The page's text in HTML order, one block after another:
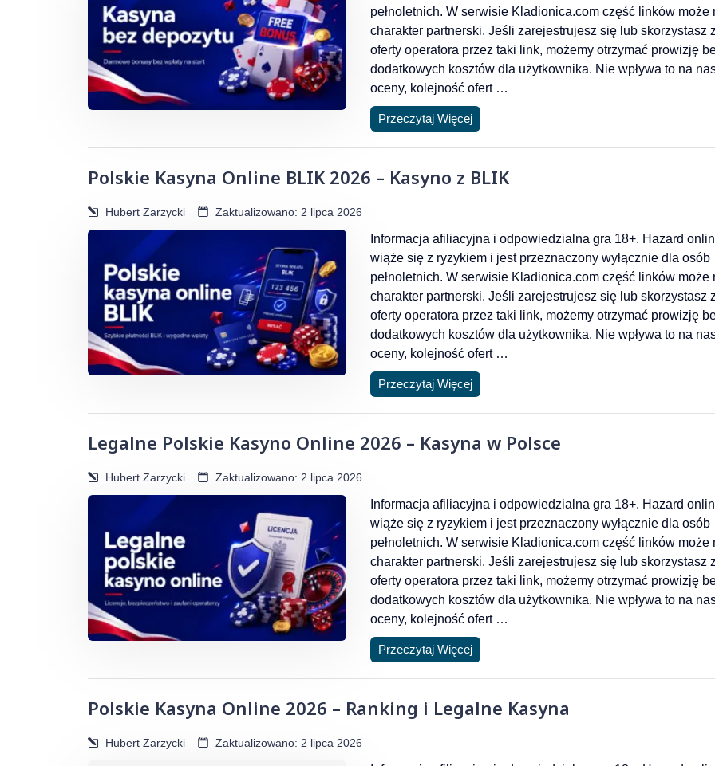
pełnoletnich. W serwisie Kladionica.com część linków może
charakter partnerski. Jeśli zarejestrujesz się lub skorzystasz z
oferty operatora przez taki link, możemy otrzymać prowizję
dodatkowych kosztów dla użytkownika. Nie wpływa to na
oceny, kolejność ofert …
Przeczytaj Więcej
Polskie Kasyna Online BLIK 2026 – Kasyno z BLIK
Hubert Zarzycki Zaktualizowano: 2 lipca 2026
Informacja afiliacyjna i odpowiedzialna gra 18+. Hazard
wiąże się z ryzykiem i jest przeznaczony wyłącznie dla osób
pełnoletnich. W serwisie Kladionica.com część linków może
charakter partnerski. Jeśli zarejestrujesz się lub skorzystasz z
oferty operatora przez taki link, możemy otrzymać prowizję
dodatkowych kosztów dla użytkownika. Nie wpływa to na
oceny, kolejność ofert …
Przeczytaj Więcej
Legalne Polskie Kasyno Online 2026 – Kasyna w Polsce
Hubert Zarzycki Zaktualizowano: 2 lipca 2026
Informacja afiliacyjna i odpowiedzialna gra 18+. Hazard
wiąże się z ryzykiem i jest przeznaczony wyłącznie dla osób
pełnoletnich. W serwisie Kladionica.com część linków może
charakter partnerski. Jeśli zarejestrujesz się lub skorzystasz z
oferty operatora przez taki link, możemy otrzymać prowizję
dodatkowych kosztów dla użytkownika. Nie wpływa to na
oceny, kolejność ofert …
Przeczytaj Więcej
Polskie Kasyna Online 2026 – Ranking i Legalne Kasyna
Hubert Zarzycki Zaktualizowano: 2 lipca 2026